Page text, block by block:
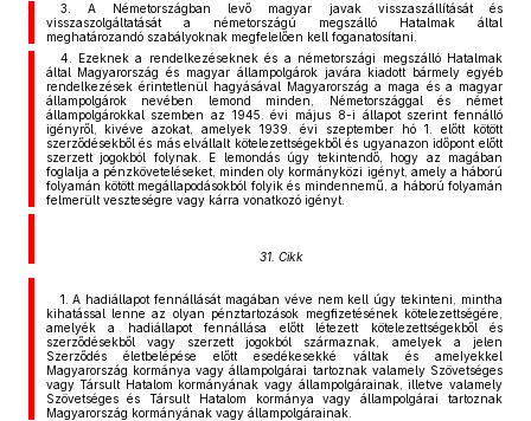
3. A Németországban levő magyar javak visszaszállítását és
visszaszolgáltatását a németországú megszálló Hatalmak által
meghatározandó szabályoknak megfelelően kell foganatosítani.
4. Ezeknek a rendelkezéseknek és a németországi megszálló Hatalmak
által Magyarország és magyar állampolgárok javára kiadott bármely egyéb
rendelkezések érintetlenül hagyásával Magyarország a maga és a magyar
állampolgárok nevében lemond minden, Németországgal és német
állampolgárokkal szemben az 1945. évi május 8-i állapot szerint fennálló
igényről, kivéve azokat, amelyek 1939. évi szeptember hó 1. előtt kötött
szerződésekből és más elvállalt kötelezettségekből és ugyanazon időpont előtt
szerzett jogokból folynak. E lemondás úgy tekintendő, hogy az magában
foglalja a pénzköveteléseket, minden oly kormányközi igényt, amely a háború
folyamán kötött megállapodásokból folyik és mindennemű, a háború folyamán
felmerült veszteségre vagy kárra vonatkozó igényt.
31. Cikk
1. A hadiállapot fennállását magában véve nem kell úgy tekinteni, mintha
kihatással lenne az olyan pénztartozások megfizetésének kötelezettségére,
amelyék a hadiállapot fennállása előtt létezett kötelezettségekből és
szerződésekből vagy szerzett jogokból származnak, amelyek a jelen
Szerződés életbelépése előtt esedékesekké váltak és ameIyekkel
Magyarország kormánya vagy állampolgárai tartoznak valamely Szövetséges
vagy Társult Hatalom kormányának vagy állampolgárainak, illetve valamely
Szövetséges és Társult Hatalom kormánya vagy állampolgárai tartoznak
Magyarország kormányának vagy állampolgárainak.